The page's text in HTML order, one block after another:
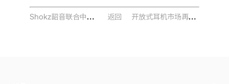
Shokz韶音联合中国标准化研究院发布业内首个骨传导耳机团体标准 返回 开放式耳机市场再迎力作 Shokz韶音春季新品重磅发布